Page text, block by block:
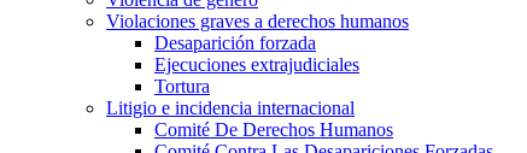
Violaciones graves a derechos humanos
Desaparición forzada​
Ejecuciones extrajudiciales
Tortura
Litigio e incidencia internacional
Comité De Derechos Humanos​